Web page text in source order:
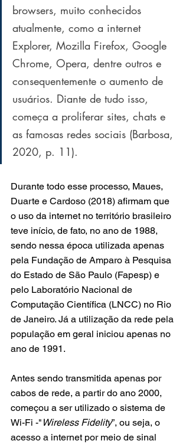
browsers, muito conhecidos
atualmente, como a internet
Explorer, Mozilla Firefox, Google
Chrome, Opera, dentre outros e
consequentemente o aumento de
usuários. Diante de tudo isso,
começa a proliferar sites, chats e
as famosas redes sociais (Barbosa,
2020, p. 11).
Durante todo esse processo, Maues,
Duarte e Cardoso (2018) afirmam que
o uso da internet no território brasileiro
teve início, de fato, no ano de 1988,
sendo nessa época utilizada apenas
pela Fundação de Amparo à Pesquisa
do Estado de São Paulo (Fapesp) e
pelo Laboratório Nacional de
Computação Científica (LNCC) no Rio
de Janeiro. Já a utilização da rede pela
população em geral iniciou apenas no
ano de 1991.
Antes sendo transmitida apenas por
cabos de rede, a partir do ano 2000,
começou a ser utilizado o sistema de
Wi-Fi -" Wireless Fidelity”, ou seja, o
acesso a internet por meio de sinal